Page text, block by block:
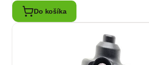
Do košíka